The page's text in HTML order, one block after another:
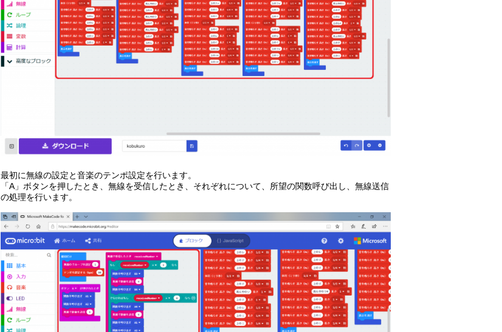
最初に無線の設定と音楽のテンポ設定を行います。
「A」ボタンを押したとき、無線を受信したとき、それぞれについて、所望の関数呼び出し、無線送信
の処理を行います。